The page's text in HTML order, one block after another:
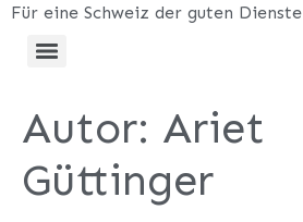
Für eine Schweiz der guten Dienste
Autor: Ariet
Güttinger